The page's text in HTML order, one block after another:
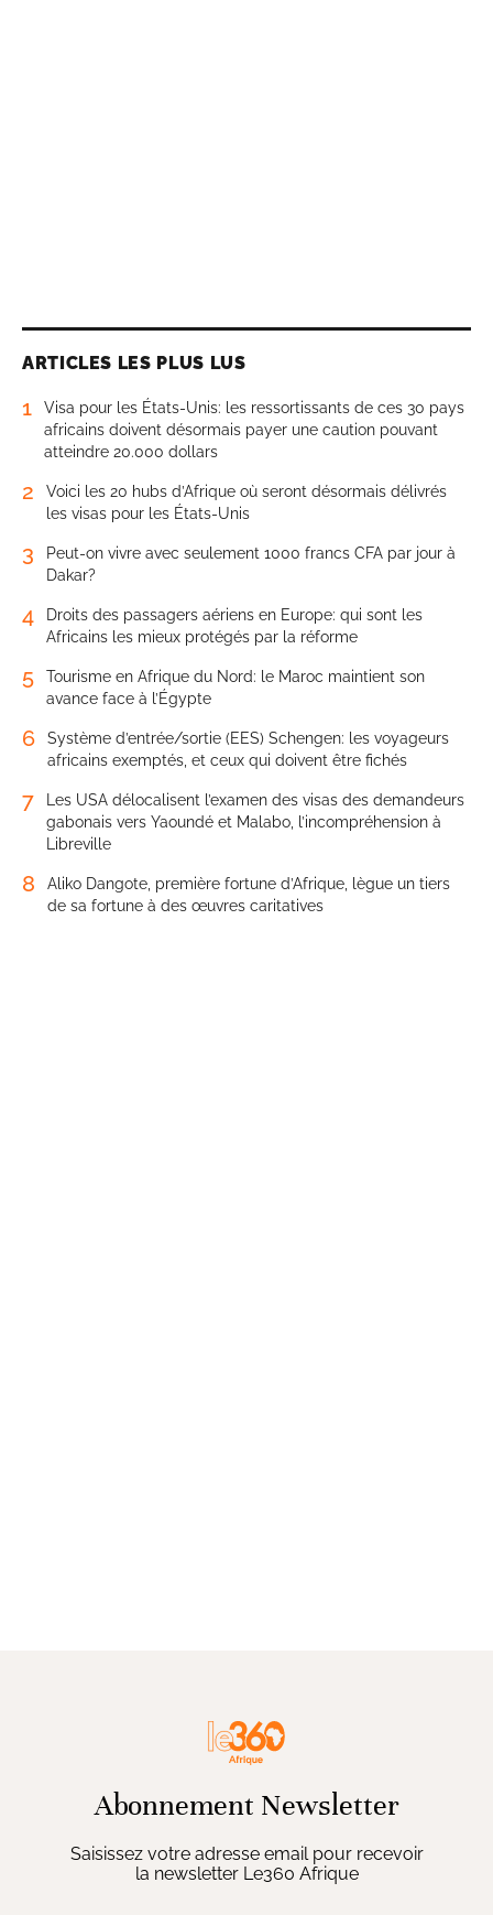
ARTICLES LES PLUS LUS
1
Visa pour les États-Unis: les ressortissants de ces 30 pays
africains doivent désormais payer une caution pouvant
atteindre 20.000 dollars
2
Voici les 20 hubs d’Afrique où seront désormais délivrés
les visas pour les États-Unis
3
Peut-on vivre avec seulement 1000 francs CFA par jour à
Dakar?
4
Droits des passagers aériens en Europe: qui sont les
Africains les mieux protégés par la réforme
5
Tourisme en Afrique du Nord: le Maroc maintient son
avance face à l’Égypte
6
Système d’entrée/sortie (EES) Schengen: les voyageurs
africains exemptés, et ceux qui doivent être fichés
7
Les USA délocalisent l’examen des visas des demandeurs
gabonais vers Yaoundé et Malabo, l’incompréhension à
Libreville
8
Aliko Dangote, première fortune d’Afrique, lègue un tiers
de sa fortune à des œuvres caritatives
Abonnement Newsletter
Saisissez votre adresse email pour recevoir
la newsletter Le360 Afrique